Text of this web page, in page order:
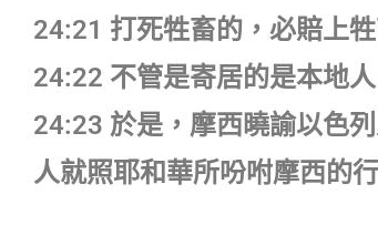
24:21 打死牲畜的，必賠上
24:22 不管是寄居的是本地
24:23 於是，摩西曉諭以色
人就照耶和華所吩咐摩西的